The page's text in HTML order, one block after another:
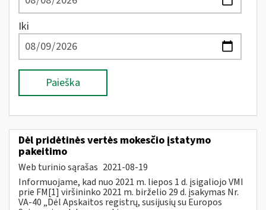
Iki
Paieška
Dėl pridėtinės vertės mokesčio įstatymo
pakeitimo
Web turinio sąrašas 2021-08-19
Informuojame, kad nuo 2021 m. liepos 1 d. įsigaliojo VMI
prie FM[1] viršininko 2021 m. birželio 29 d. įsakymas Nr.
VA-40 „Dėl Apskaitos registrų, susijusių su Europos